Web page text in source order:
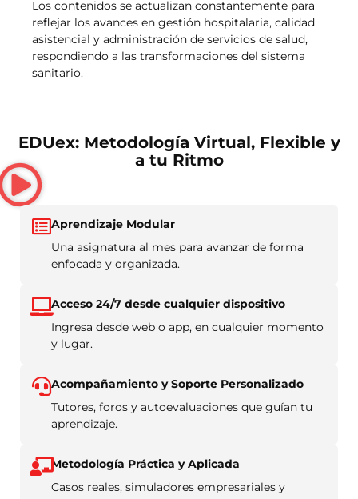
Los contenidos se actualizan constantemente para
reflejar los avances en gestión hospitalaria, calidad
asistencial y administración de servicios de salud,
respondiendo a las transformaciones del sistema
sanitario.
EDUex: Metodología Virtual, Flexible y
a tu Ritmo
Aprendizaje Modular
Una asignatura al mes para avanzar de forma
enfocada y organizada.
Acceso 24/7 desde cualquier dispositivo
Ingresa desde web o app, en cualquier momento
y lugar.
Acompañamiento y Soporte Personalizado
Tutores, foros y autoevaluaciones que guían tu
aprendizaje.
Metodología Práctica y Aplicada
Casos reales, simuladores empresariales y